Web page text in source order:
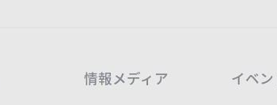
情報メディア イベ